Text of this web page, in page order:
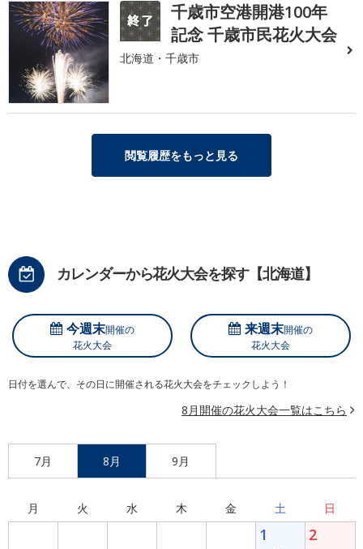
千歳市空港開港100年
記念 千歳市民花火大会
北海道・千歳市
閲覧履歴をもっと見る
カレンダーから花火大会を探す【北海道】
今週末開催の
花火大会
来週末開催の
花火大会
日付を選んで、その日に開催される花火大会をチェックしよう！
8月開催の花火大会一覧はこちら
7月 8月 9月
月 火 水 木 金 土 日
1 2